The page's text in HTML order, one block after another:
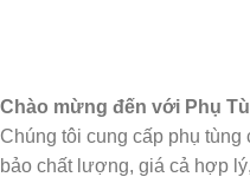
Chào mừng đến với Phụ
Chúng tôi cung cấp phụ
bảo chất lượng, giá cả hợp